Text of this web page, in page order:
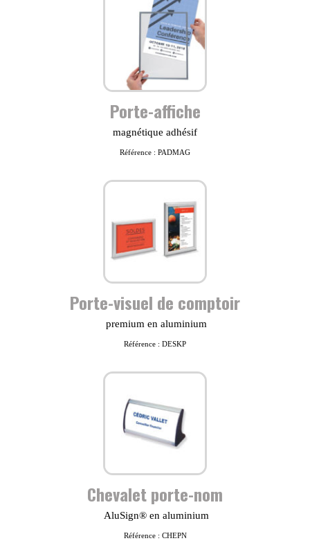
Porte-affiche
magnétique adhésif
Référence : PADMAG
Porte-visuel de comptoir
premium en aluminium
Référence : DESKP
Chevalet porte-nom
AluSign® en aluminium
Référence : CHEPN